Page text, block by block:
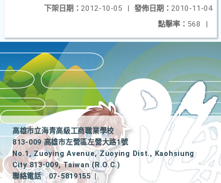
發佈日期： 2010-11-04
下架日期： 2012-10-05
|
點擊率： 568 |
高雄市立海青高級工商職業學校
813-009 高雄市左營區左營大路1號
No.1, Zuoying Avenue, Zuoying Dist., Kaohsiung
City 813-009, Taiwan (R.O.C.)
聯絡電話
07-5819155
|